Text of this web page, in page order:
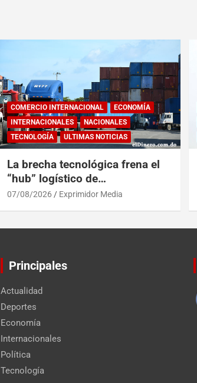
COMERCIO INTERNACIONAL
ECONOMÍA
INTERNACIONALES
NACIONALES
TECNOLOGÍA
ULTIMAS NOTICIAS
La brecha tecnológica frena el
“hub” logístico de
Centroamérica y RD
07/08/2026 Exprimidor Media
Principales
Actualidad
Deportes
Economía
Internacionales
Política
Tecnología